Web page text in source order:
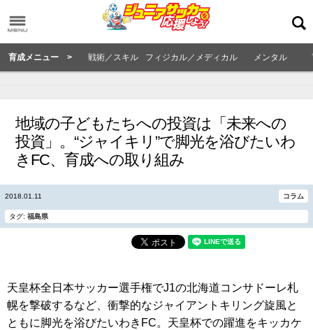
育成メニュー > 戦術／スキル フィジカル／メディカル メンタル
地域の子どもたちへの投資は「未来への
投資」。“ジャイキリ”で脚光を浴びたいわ
きFC、育成への取り組み
2018.01.11 コラム
タグ: 福島県
天皇杯全日本サッカー選手権でJ1の北海道コンサドーレ札
幌を撃破するなど、衝撃的なジャイアントキリング旋風と
ともに脚光を浴びたいわきFC。天皇杯での躍進をキッカケ